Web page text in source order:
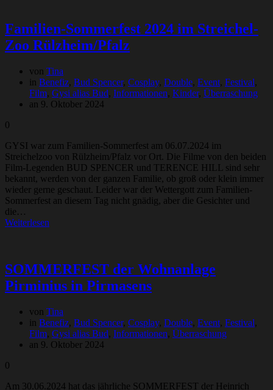
Familien-Sommerfest 2024 im Streichel-
Zoo Rülzheim/Pfalz
von Tina
in Benefiz, Bud Spencer, Cosplay, Double, Event, Festival,
Film, Gysi alias Bud, Informationen, Kinder, Überraschung
an 9. Oktober 2024
0
GYSI war zum Familien-Sommerfest am 06.07.2024 im
Streichelzoo von Rülzheim/Pfalz vor Ort. Die Filme von den beiden
Film-Legenden BUD SPENCER und TERENCE HILL sind sehr
bekannt, werden von der ganzen Familie, ob groß oder klein immer
wieder gerne geschaut. Leider war der Wettergott zum Familien-
Sommerfest an diesem Tag nicht gnädig, aber die Gesichter und
die…
Weiterlesen
SOMMERFEST der Wohnanlage
Pirminius in Pirmasens
von Tina
in Benefiz, Bud Spencer, Cosplay, Double, Event, Festival,
Film, Gysi alias Bud, Informationen, Überraschung
an 9. Oktober 2024
0
Am 30.06.2024 hat das jährliche SOMMERFEST der Heinrich